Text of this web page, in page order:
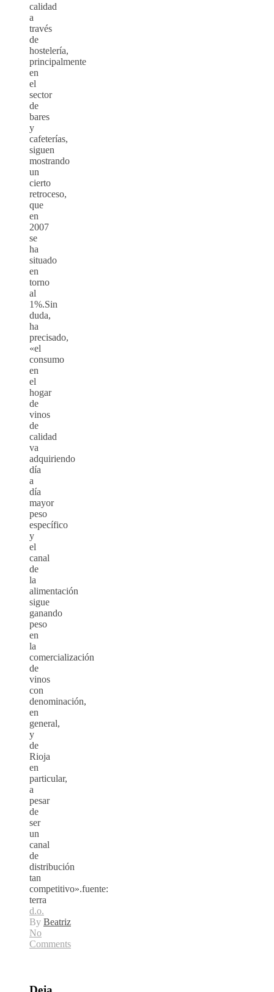
calidad
a
través
de
hostelería,
principalmente
en
el
sector
de
bares
y
cafeterías,
siguen
mostrando
un
cierto
retroceso,
que
en
2007
se
ha
situado
en
torno
al
1%.Sin
duda,
ha
precisado,
«el
consumo
en
el
hogar
de
vinos
de
calidad
va
adquiriendo
día
a
día
mayor
peso
específico
y
el
canal
de
la
alimentación
sigue
ganando
peso
en
la
comercialización
de
vinos
con
denominación,
en
general,
y
de
Rioja
en
particular,
a
pesar
de
ser
un
canal
de
distribución
tan
competitivo».fuente:
terra
d.o.
By Beatriz
No
Comments